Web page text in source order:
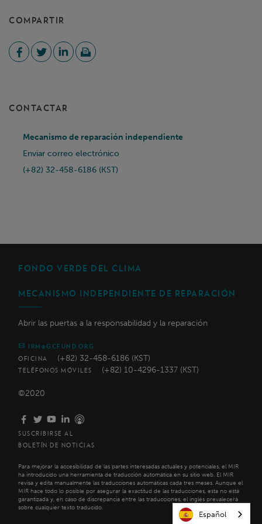
COMPARTIR
CONTACTAR
Mecanismo de reparación independiente
Enviar correo electrónico
(+82) 32-458-6186 (KST)
FONDO VERDE DEL CLIMA
MECANISMO INDEPENDIENTE DE REPARACIÓN
Abrir las puertas a la responsabilidad y la reparación
IRM@GCFUND.ORG
OFICINA
(+82) 32-458-6186 (KST)
TELÉFONOS MÓVILES (+82) 10-4296-1337 (KST)
©2020
SUSCRIBIRSE AL
BOLETÍN DE NOTICIAS
Para mejorar la accesibilidad de las partes interesadas actuales y potenciales, el MIR
ha introducido una herramienta de traducción automática en su sitio web. El MIR
revisa y edita manualmente las traducciones automáticas cada tres meses. Aunque el
MIR hace todo lo posible por asegurar la exactitud de las traducciones, esta no está
garantizada y, en caso de discrepancia entre las traducciones, el inglés prevalecerá
sobre cualquier texto traducido.
Español